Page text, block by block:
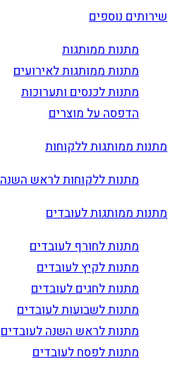
שירותים נוספים
מתנות ממותגות
מתנות ממותגות לאירועים
מתנות לכנסים ותערוכות
הדפסה על מוצרים
מתנות ממותגות ללקוחות
מתנות ללקוחות לראש השנה
מתנות ממותגות לעובדים
מתנות לחורף לעובדים
מתנות לקיץ לעובדים
מתנות לחגים לעובדים
מתנות לשבועות לעובדים
מתנות לראש השנה לעובדים
מתנות לפסח לעובדים